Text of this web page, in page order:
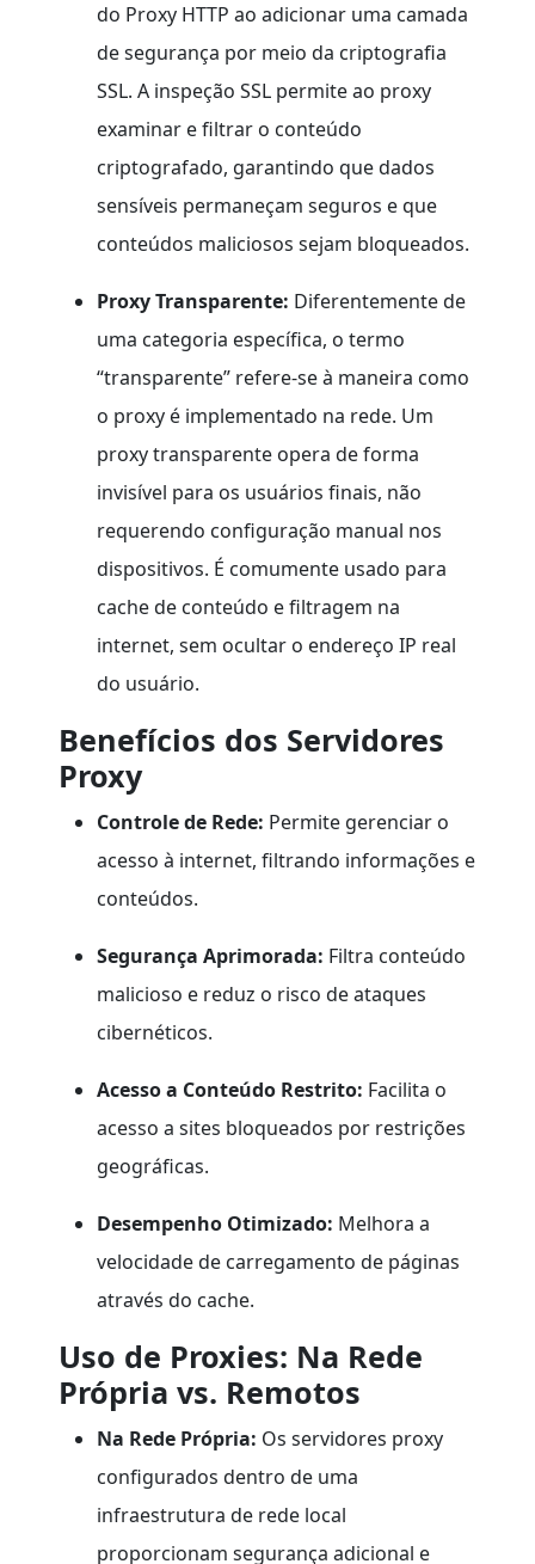
do Proxy HTTP ao adicionar uma camada
de segurança por meio da criptografia
SSL. A inspeção SSL permite ao proxy
examinar e filtrar o conteúdo
criptografado, garantindo que dados
sensíveis permaneçam seguros e que
conteúdos maliciosos sejam bloqueados.
Proxy Transparente: Diferentemente de
uma categoria específica, o termo
“transparente” refere-se à maneira como
o proxy é implementado na rede. Um
proxy transparente opera de forma
invisível para os usuários finais, não
requerendo configuração manual nos
dispositivos. É comumente usado para
cache de conteúdo e filtragem na
internet, sem ocultar o endereço IP real
do usuário.
Benefícios dos Servidores
Proxy
Controle de Rede: Permite gerenciar o
acesso à internet, filtrando informações e
conteúdos.
Segurança Aprimorada: Filtra conteúdo
malicioso e reduz o risco de ataques
cibernéticos.
Acesso a Conteúdo Restrito: Facilita o
acesso a sites bloqueados por restrições
geográficas.
Desempenho Otimizado: Melhora a
velocidade de carregamento de páginas
através do cache.
Uso de Proxies: Na Rede
Própria vs. Remotos
Na Rede Própria: Os servidores proxy
configurados dentro de uma
infraestrutura de rede local
proporcionam segurança adicional e